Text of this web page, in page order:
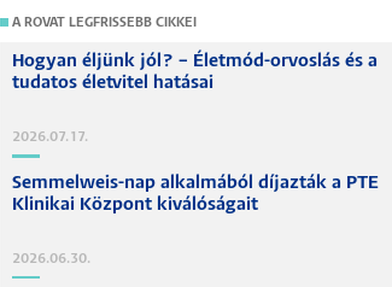
A ROVAT LEGFRISSEBB CIKKEI
Hogyan éljünk jól? – Életmód-orvoslás és a
tudatos életvitel hatásai
2026.07.17.
Semmelweis-nap alkalmából díjazták a PTE
Klinikai Központ kiválóságait
2026.06.30.